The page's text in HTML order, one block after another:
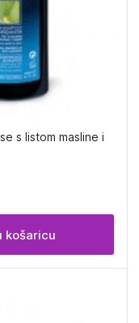
s listom masline i
košaricu